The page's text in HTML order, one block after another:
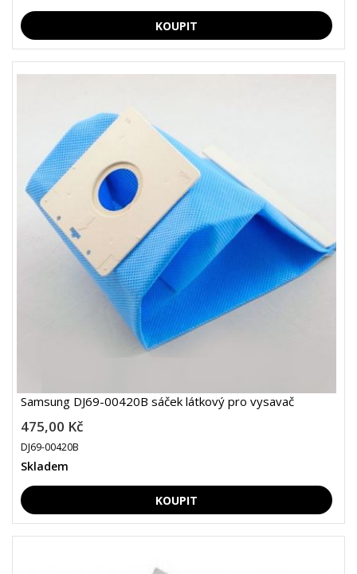
Samsung DJ69-00420B sáček látkový pro vysavač
475,00 Kč
DJ69-00420B
Skladem